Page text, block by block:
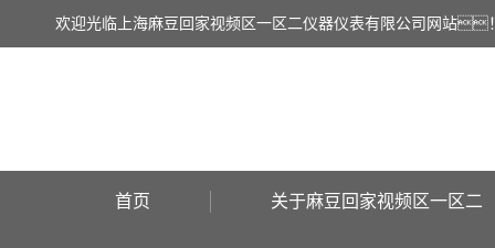
欢迎光临上海麻豆回家视频区一区二仪器仪表有限公司网站
首页 关于麻豆回家视频区一区二